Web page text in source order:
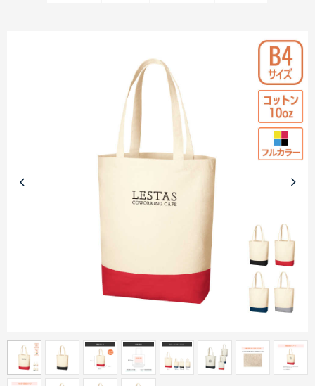
目的・シーンから探す
印刷色から探す